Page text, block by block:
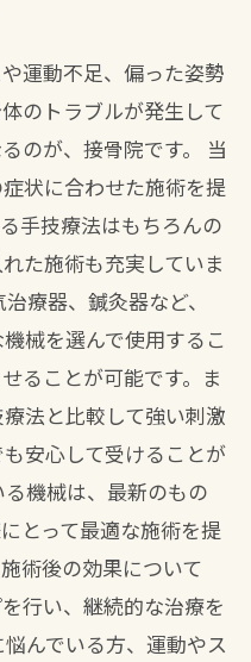
運動不足、偏った姿勢
のトラブルが発生して
のが、接骨院です。 当
状に合わせた施術を提
手技療法はもちろんの
た施術も充実していま
療器、鍼灸器など、
械を選んで使用するこ
ることが可能です。ま
法と比較して強い刺激
安心して受けることが
機械は、最新のもの
とって最適な施術を提
術後の効果について
行い、継続的な治療を
んでいる方、運動やス